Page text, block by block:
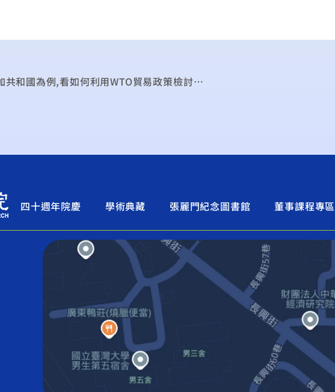
本院研討會：蘇怡文-以多明尼加共和國為例,看如何利用WTO貿易政策檢討機制(TPRM)與友邦進行國際合作
四十週年院慶 學術典藏 張麗門紀念圖書館 董事課程專區